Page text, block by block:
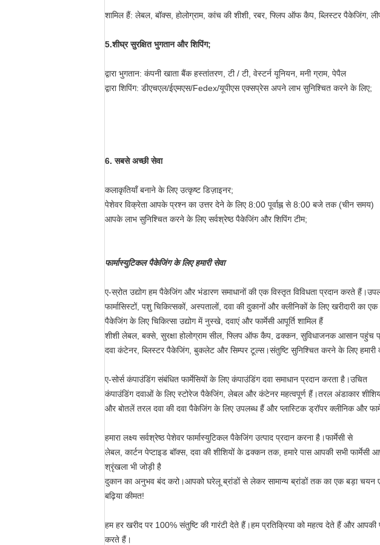
शामिल हैं: लेबल, बॉक्स, होलोग्राम, कांच की शीशी, रबर, फ्लिप ऑफ कैप, ब्लिस्टर पैकेजिंग,
5.शीघ्र सुरक्षित भुगतान और शिपिंग;
द्वारा भुगतान: कंपनी खाता बैंक हस्तांतरण, टी / टी, वेस्टर्न यूनियन, मनी ग्राम, पेपैल
द्वारा शिपिंग: डीएचएल/ईएमएस/Fedex/यूपीएस एक्सप्रेस अपने लाभ सुनिश्चित करने के लिए;
6. सबसे अच्छी सेवा
कलाकृतियाँ बनाने के लिए उत्कृष्ट डिज़ाइनर;
पेशेवर विक्रेता आपके प्रश्न का उत्तर देने के लिए 8:00 पूर्वाह्न से 8:00 बजे तक (चीन समय)
आपके लाभ सुनिश्चित करने के लिए सर्वश्रेष्ठ पैकेजिंग और शिपिंग टीम;
फार्मास्युटिकल पैकेजिंग के लिए हमारी सेवा
ए-स्रोत उद्योग हम पैकेजिंग और भंडारण समाधानों की एक विस्तृत विविधता प्रदान करते
फार्मासिस्टों, पशु चिकित्सकों, अस्पतालों, दवा की दुकानों और क्लीनिकों के लिए खरीदारी का
पैकेजिंग के लिए चिकित्सा उद्योग में नुस्खे, दवाएं और फार्मेसी आपूर्ति शामिल हैं
शीशी लेबल, बक्से, सुरक्षा होलोग्राम सील, फ्लिप ऑफ कैप, ढक्कन, सुविधाजनक आसान पहुंच
दवा कंटेनर, ब्लिस्टर पैकेजिंग, बुकलेट और सिम्पर टूल्स।संतुष्टि सुनिश्चित करने के लिए
ए-सोर्स कंपाउंडिंग संबंधित फार्मेसियों के लिए कंपाउंडिंग दवा समाधान प्रदान करता है।उचित
कंपाउंडिंग दवाओं के लिए स्टोरेज पैकेजिंग, लेबल और कंटेनर महत्वपूर्ण हैं।तरल अंडाकार
और बोतलें तरल दवा की दवा पैकेजिंग के लिए उपलब्ध हैं और प्लास्टिक ड्रॉपर क्लीनिक और
हमारा लक्ष्य सर्वश्रेष्ठ पेशेवर फार्मास्युटिकल पैकेजिंग उत्पाद प्रदान करना है।फार्मेसी से
लेबल, कार्टन पेप्टाइड बॉक्स, दवा की शीशियों के ढक्कन तक, हमारे पास आपकी सभी
श्रृंखला भी जोड़ी है
दुकान का अनुभव बंद करो।आपको घरेलू ब्रांडों से लेकर सामान्य ब्रांडों तक का एक बड़ा चयन
बढ़िया कीमत!
हम हर खरीद पर 100% संतुष्टि की गारंटी देते हैं।हम प्रतिक्रिया को महत्व देते हैं और
करते हैं।